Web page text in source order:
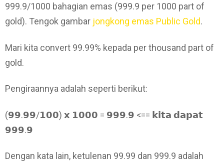
999.9/1000 bahagian emas (999.9 per 1000 part of
gold). Tengok gambar jongkong emas Public Gold.
Mari kita convert 99.99% kepada per thousand part of
gold.
Pengiraannya adalah seperti berikut:
(𝟵𝟵.𝟵𝟵/𝟭𝟬𝟬) 𝘅 𝟭𝟬𝟬𝟬 = 𝟵𝟵𝟵.𝟵 <== 𝗸𝗶𝘁𝗮 𝗱𝗮𝗽𝗮𝘁
𝟵𝟵𝟵.𝟵
Dengan kata lain, ketulenan 99.99 dan 999.9 adalah